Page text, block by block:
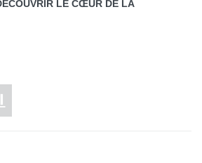
LE CŒUR DE LA